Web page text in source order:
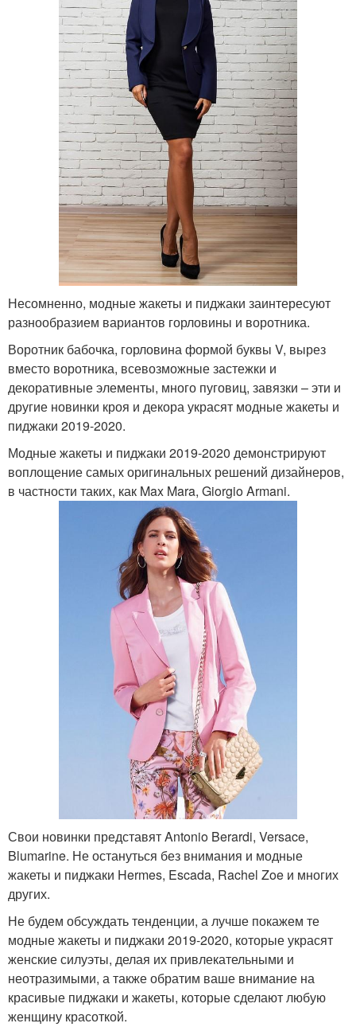
Несомненно, модные жакеты и пиджаки заинтересуют
разнообразием вариантов горловины и воротника.
Воротник бабочка, горловина формой буквы V, вырез
вместо воротника, всевозможные застежки и
декоративные элементы, много пуговиц, завязки – эти и
другие новинки кроя и декора украсят модные жакеты и
пиджаки 2019-2020.
Модные жакеты и пиджаки 2019-2020 демонстрируют
воплощение самых оригинальных решений дизайнеров,
в частности таких, как Max Mara, Giorgio Armani.
Свои новинки представят Antonio Berardi, Versace,
Blumarine. Не остануться без внимания и модные
жакеты и пиджаки Hermes, Escada, Rachel Zoe и многих
других.
Не будем обсуждать тенденции, а лучше покажем те
модные жакеты и пиджаки 2019-2020, которые украсят
женские силуэты, делая их привлекательными и
неотразимыми, а также обратим ваше внимание на
красивые пиджаки и жакеты, которые сделают любую
женщину красоткой.